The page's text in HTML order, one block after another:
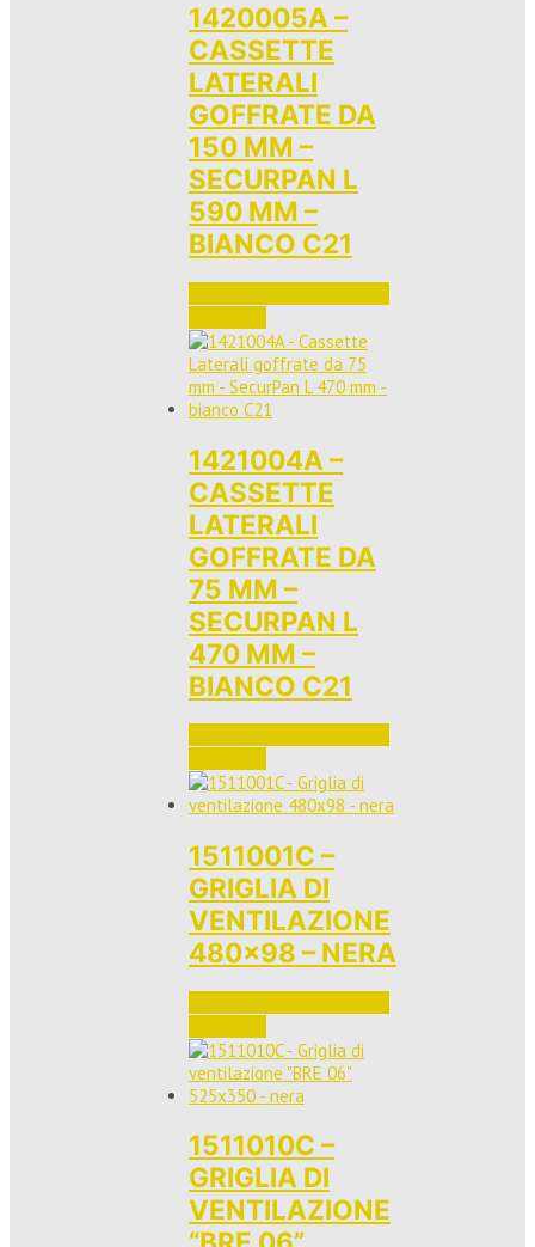
1420005A –
CASSETTE
LATERALI
GOFFRATE DA
150 MM –
SECURPAN L
590 MM –
BIANCO C21
1421004A –
CASSETTE
LATERALI
GOFFRATE DA
75 MM –
SECURPAN L
470 MM –
BIANCO C21
1511001C –
GRIGLIA DI
VENTILAZIONE
480×98 – NERA
1511010C –
GRIGLIA DI
VENTILAZIONE